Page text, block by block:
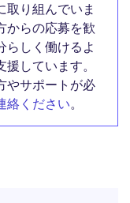
取り組んでいま
からの応募を歓
らしく働けるよ
しています。
やサポートが必
絡ください。